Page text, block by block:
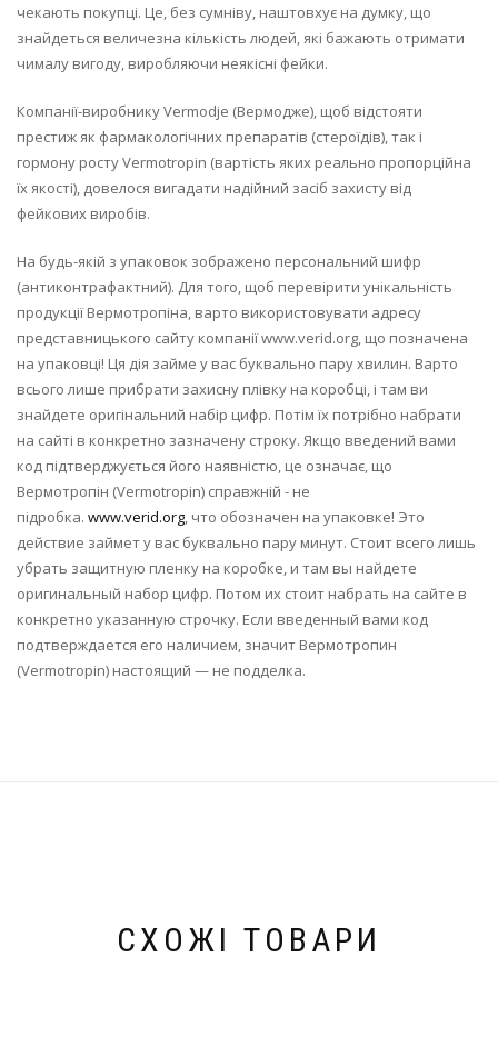
чекають покупці. Це, без сумніву, наштовхує на думку, що
знайдеться величезна кількість людей, які бажають отримати
чималу вигоду, виробляючи неякісні фейки.
Компанії-виробнику Vermodje (Вермодже), щоб відстояти
престиж як фармакологічних препаратів (стероїдів), так і
гормону росту Vermotropin (вартість яких реально пропорційна
їх якості), довелося вигадати надійний засіб захисту від
фейкових виробів.
На будь-якій з упаковок зображено персональний шифр
(антиконтрафактний). Для того, щоб перевірити унікальність
продукції Вермотропіна, варто використовувати адресу
представницького сайту компанії www.verid.org, що позначена
на упаковці! Ця дія займе у вас буквально пару хвилин. Варто
всього лише прибрати захисну плівку на коробці, і там ви
знайдете оригінальний набір цифр. Потім їх потрібно набрати
на сайті в конкретно зазначену строку. Якщо введений вами
код підтверджується його наявністю, це означає, що
Вермотропін (Vermotropin) справжній - не
підробка. www.verid.org, что обозначен на упаковке! Это
действие займет у вас буквально пару минут. Стоит всего лишь
убрать защитную пленку на коробке, и там вы найдете
оригинальный набор цифр. Потом их стоит набрать на сайте в
конкретно указанную строчку. Если введенный вами код
подтверждается его наличием, значит Вермотропин
(Vermotropin) настоящий — не подделка.
СХОЖІ ТОВАРИ